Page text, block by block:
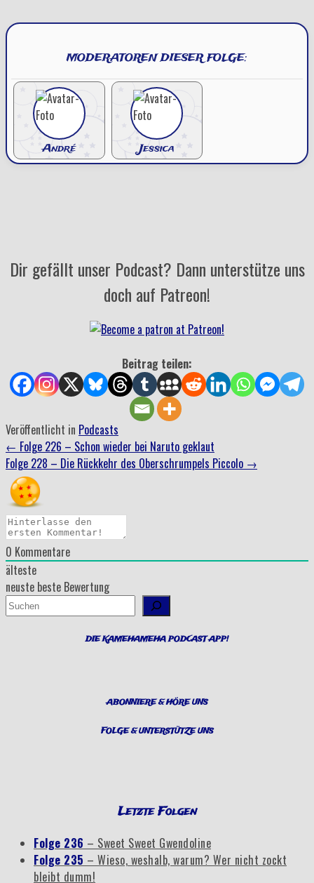
MODERATOREN DIESER FOLGE:
André Jessica
Dir gefällt unser Podcast? Dann unterstütze uns
doch auf Patreon!
Beitrag teilen:
Veröffentlicht in Podcasts
Beitrag
Navigation
← Folge 226 – Schon wieder bei Naruto geklaut
Folge 228 – Die Rückkehr des Oberschrumpels Piccolo →
0 Kommentare
älteste
neuste beste Bewertung
Suchen
DIE KAMEHAMEHA PODCAST APP!
ABONNIERE & HÖRE UNS
FOLGE & UNTERSTÜTZE UNS
Letzte Folgen
Folge 236 – Sweet Sweet Gwendoline
Folge 235 – Wieso, weshalb, warum? Wer nicht zockt
bleibt dumm!